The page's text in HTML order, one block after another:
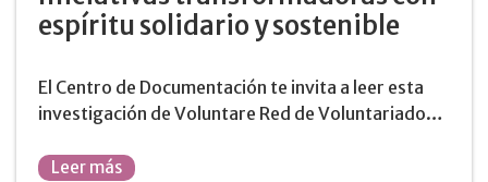
espíritu solidario y sostenible
El Centro de Documentación te invita a leer esta
investigación de Voluntare Red de Voluntariado…
Leer más